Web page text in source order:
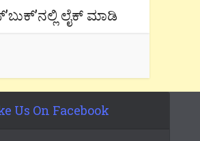
ಲೈಕ್ ಮಾಡಿ
Us On Facebook